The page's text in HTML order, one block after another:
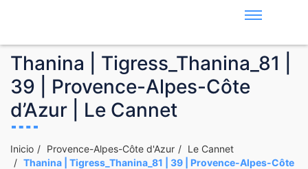
Thanina | Tigress_Thanina_81 |
39 | Provence-Alpes-Côte
d’Azur | Le Cannet
Inicio Provence-Alpes-Côte d'Azur
Le Cannet
Thanina | Tigress_Thanina_81 | 39 | Provence-Alpes-Côte